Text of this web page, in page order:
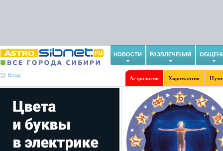
НОВОСТИ РАЗВЛЕЧЕНИЯ
Вход
Астрология Хиромантия